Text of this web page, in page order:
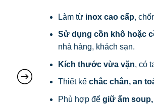
Làm từ inox cao cấp,
Sử dụng cồn khô hoặc
nhà hàng, khách sạn.
Kích thước vừa vặn, có
Thiết kế chắc chắn, an
Phù hợp để giữ ấm